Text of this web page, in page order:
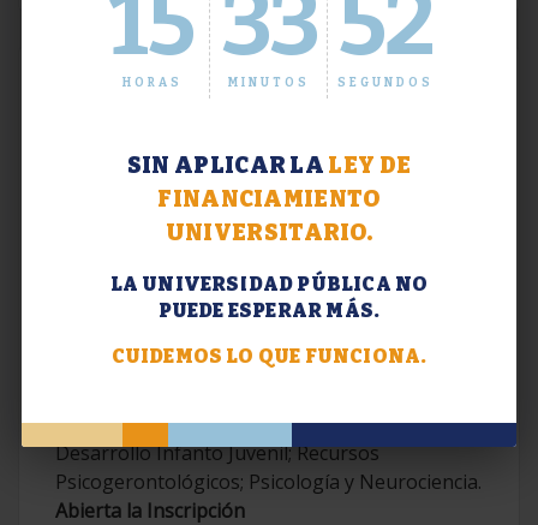
15
HORAS
33
MINUTOS
52
SEGUNDOS
SIN APLICAR LA LEY DE
FINANCIAMIENTO
UNIVERSITARIO.
LA UNIVERSIDAD PÚBLICA NO
PUEDE ESPERAR MÁS.
CUIDEMOS LO QUE FUNCIONA.
Extensión. Diplomaturas 2026.
Contemporáneas; Problemáticas en el
Desarrollo Infanto Juvenil; Recursos
Psicogerontológicos; Psicología y Neurociencia.
Abierta la Inscripción